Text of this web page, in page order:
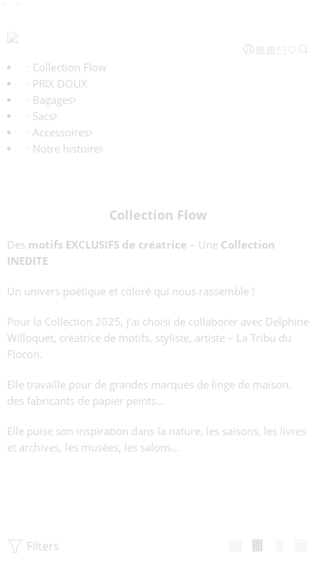
Collection Flow
PRIX DOUX
Bagages
Sacs
Accessoires
Notre histoire
Collection Flow
Des motifs EXCLUSIFS de créatrice – Une Collection
INEDITE
Un univers poétique et coloré qui nous rassemble !
Pour la Collection 2025, j’ai choisi de collaborer avec Delphine
Willoquet, créatrice de motifs, styliste, artiste – La Tribu du
Flocon.
Elle travaille pour de grandes marques de linge de maison,
des fabricants de papier peints…
Elle puise son inspiration dans la nature, les saisons, les livres
et archives, les musées, les salons…
Filters